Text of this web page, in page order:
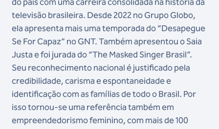
televisão brasileira. Desde 2022 no Grupo Globo,
ela apresenta mais uma temporada do “Desapegue
Se For Capaz” no GNT. Também apresentou o Saia
Justa e foi jurada do “The Masked Singer Brasil”.
Seu reconhecimento nacional é justificado pela
credibilidade, carisma e espontaneidade e
identificação com as famílias de todo o Brasil. Por
isso tornou-se uma referência também em
empreendedorismo feminino, com mais de 100